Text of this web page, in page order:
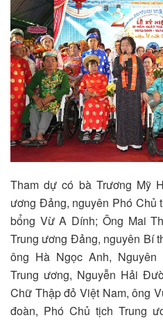
Tham dự có bà Trương Mỹ
ương Đảng, nguyên Phó Chủ
bổng Vừ A Dính; Ông Mai
Trung ương Đảng, nguyên Bí
ông Hà Ngọc Anh,
Trung ương, Nguyễn Hải
Chữ Thập đỏ Việt Nam, ông
đoàn, Phó Chủ tịch Trung